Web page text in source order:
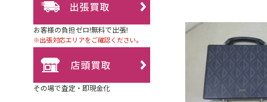
お客様の負担ゼロ!無料で出張!
※出張対応エリアをご確認ください。
その場で査定・即現金化